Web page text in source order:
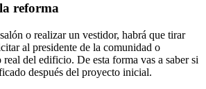
reforma
o realizar un vestidor, habrá que tirar
al presidente de la comunidad o
del edificio. De esta forma vas a saber si
después del proyecto inicial.